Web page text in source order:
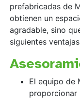
prefabricadas de
obtienen un
agradable, sino
siguientes
El equipo de
proporcionar